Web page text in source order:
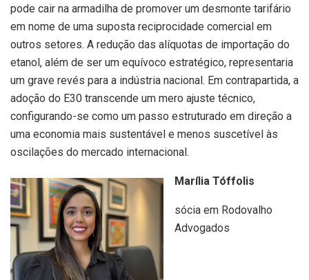
pode cair na armadilha de promover um desmonte tarifário
em nome de uma suposta reciprocidade comercial em
outros setores. A redução das alíquotas de importação do
etanol, além de ser um equívoco estratégico, representaria
um grave revés para a indústria nacional. Em contrapartida, a
adoção do E30 transcende um mero ajuste técnico,
configurando-se como um passo estruturado em direção a
uma economia mais sustentável e menos suscetível às
oscilações do mercado internacional.
Marília Tóffolis
sócia em Rodovalho
Advogados